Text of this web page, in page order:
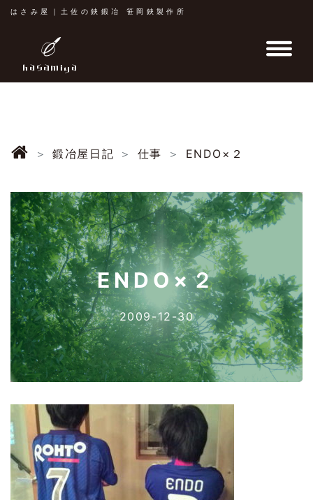
はさみ屋｜土佐の鋏鍛冶 笹岡鋏製作所
鍛冶屋日記 仕事 ENDO×２
ENDO×２
2009-12-30